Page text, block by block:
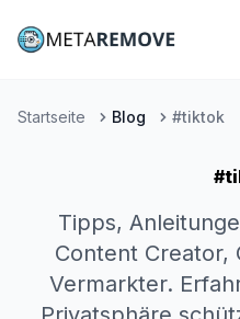
Startseite Blog #tiktok
Tipps,
Content Creator,
Vermarkter.